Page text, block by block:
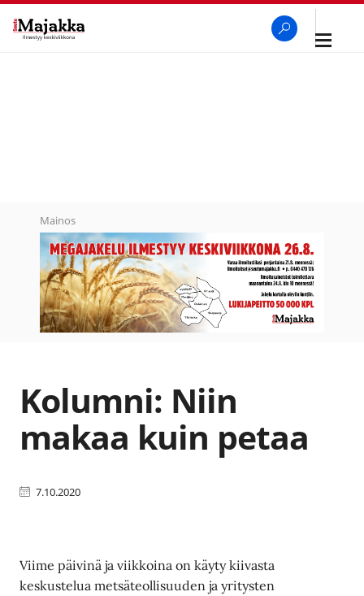
Avaa
Mainos
Kolumni: Niin
makaa kuin petaa
7.10.2020
Viime päivinä ja viikkoina on käyty kiivasta
keskustelua metsäteollisuuden ja yritysten